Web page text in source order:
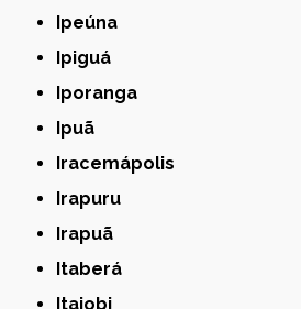
Ipeúna
Ipiguá
Iporanga
Ipuã
Iracemápolis
Irapuru
Irapuã
Itaberá
Itajobi